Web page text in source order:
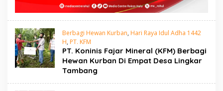
Berbagi Hewan Kurban, Hari Raya Idul Adha 1442
H, PT. KFM
PT. Koninis Fajar Mineral (KFM) Berbagi
Hewan Kurban Di Empat Desa Lingkar
Tambang